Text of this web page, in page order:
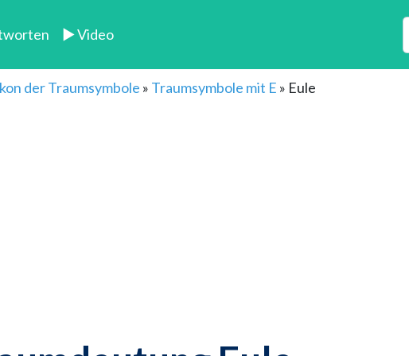
► Video
der Traumsymbole » Traumsymbole mit E » Eule